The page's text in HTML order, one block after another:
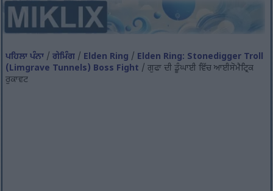
ਪਹਿਲਾ ਪੰਨਾ /ਗੇਮਿੰਗ / Elden Ring / Elden Ring: Stonedigger Troll
(Limgrave Tunnels) Boss Fight / ਗੁਫਾ ਦੀ ਡੂੰਘਾਈ ਵਿੱਚ ਆਈਸੋਮੈਟ੍ਰਿਕ
ਰੁਕਾਵਟ